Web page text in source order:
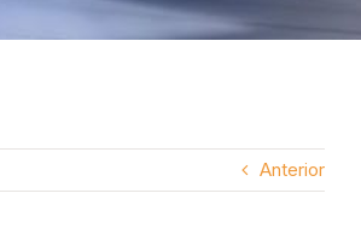
Anterior